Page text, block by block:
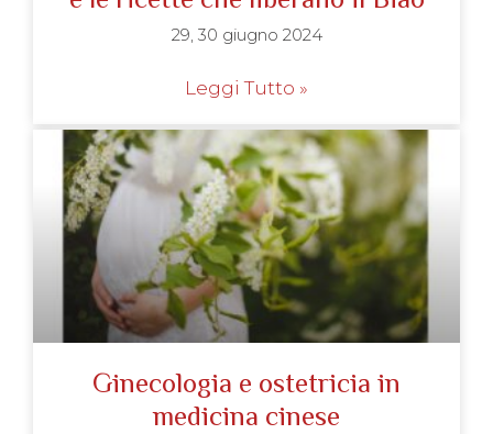
29, 30 giugno 2024
Leggi Tutto »
Ginecologia e ostetricia in
medicina cinese